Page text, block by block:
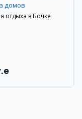
домов
отдыха в Бочке